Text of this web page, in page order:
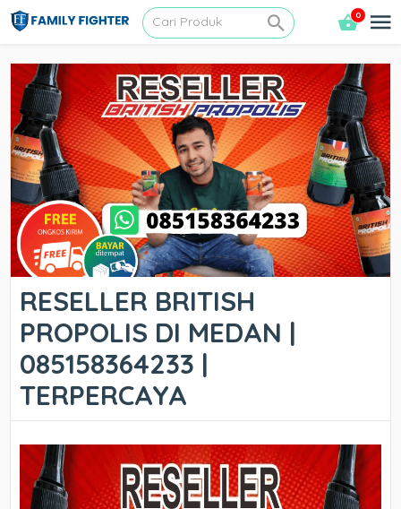
0
RESELLER BRITISH
PROPOLIS DI MEDAN |
085158364233 |
TERPERCAYA